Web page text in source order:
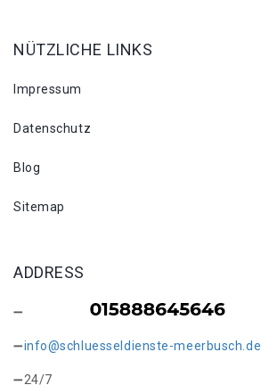
NÜTZLICHE LINKS
Impressum
Datenschutz
Blog
Sitemap
ADDRESS
info@schluesseldienste-meerbusch.de
24/7